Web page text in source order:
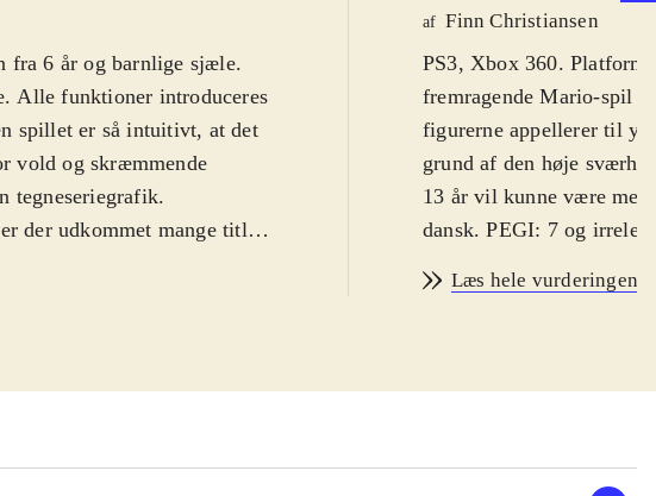
fra 6 år og barnlige sjæle.
Alle funktioner introduceres
spillet er så intuitivt, at det
vold og skræmmende
tegneseriegrafik.
der udkommet mange titler
"Glade of
farverig og detaljeret, og
til 4 spillere med hver sin
af Finn Christiansen
PS3, Xbox 360.
fremragende Mario-spil
figurerne appellerer til
grund af den høje
13 år vil kunne være med
dansk. PEGI: 7 og
hænder og fødder, som
skyggen af de vanvittige
smukkeste platformspil
Læs hele vurderingen